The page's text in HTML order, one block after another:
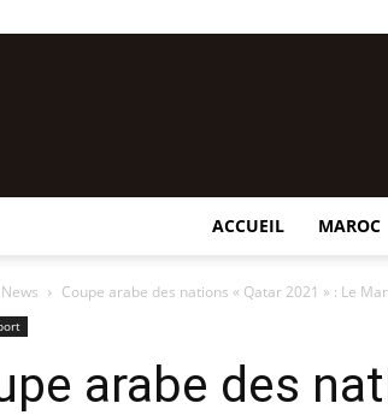
ACCUEIL MAROC
News Coupe arabe des nations « Qatar 2021 » : Le
arabe des